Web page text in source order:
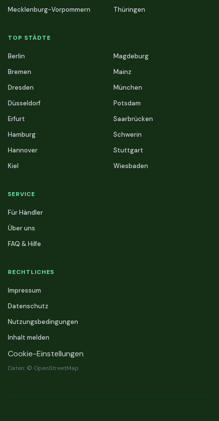
Mecklenburg-Vorpommern
Thüringen
TOP STÄDTE
Berlin
Bremen
Dresden
Düsseldorf
Erfurt
Hamburg
Hannover
Kiel
Magdeburg
Mainz
München
Potsdam
Saarbrücken
Schwerin
Stuttgart
Wiesbaden
SERVICE
Für Händler
Über uns
FAQ & Hilfe
RECHTLICHES
Impressum
Datenschutz
Nutzungsbedingungen
Inhalt melden
Cookie-Einstellungen
Daten: © OpenStreetMap